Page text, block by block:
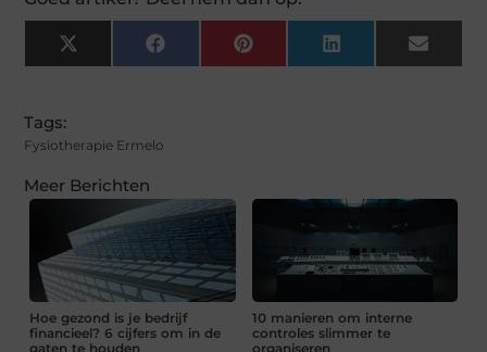
X
(Twitter)
FacebookPinterest LinkedIn Email
Tags:
Fysiotherapie Ermelo
Meer Berichten
Hoe gezond is je bedrijf
financieel? 6 cijfers om in de
gaten te houden
10 manieren om interne
controles slimmer te
organiseren